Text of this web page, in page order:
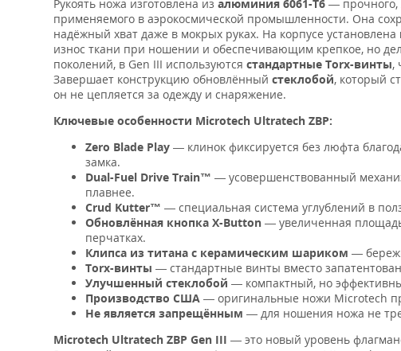
Рукоять ножа изготовлена из алюминия 6061-T6 — прочного,
применяемого в аэрокосмической промышленности. Она
надёжный хват даже в мокрых руках. На корпусе установлена
износ ткани при ношении и обеспечивающим крепкое, но
поколений, в Gen III используются стандартные Torx-винты,
Завершает конструкцию обновлённый стеклобой, который
он не цепляется за одежду и снаряжение.
Ключевые особенности Microtech Ultratech ZBP:
Zero Blade Play — клинок фиксируется без люфта
замка.
Dual-Fuel Drive Train™ — усовершенствованный
плавнее.
Crud Kutter™ — специальная система углублений в
Обновлённая кнопка X-Button — увеличенная
перчатках.
Клипса из титана с керамическим шариком —
Torx-винты — стандартные винты вместо
Улучшенный стеклобой — компактный, но
Производство США — оригинальные ножи Microtech
Не является запрещённым — для ношения ножа не
Microtech Ultratech ZBP Gen III — это новый уровень